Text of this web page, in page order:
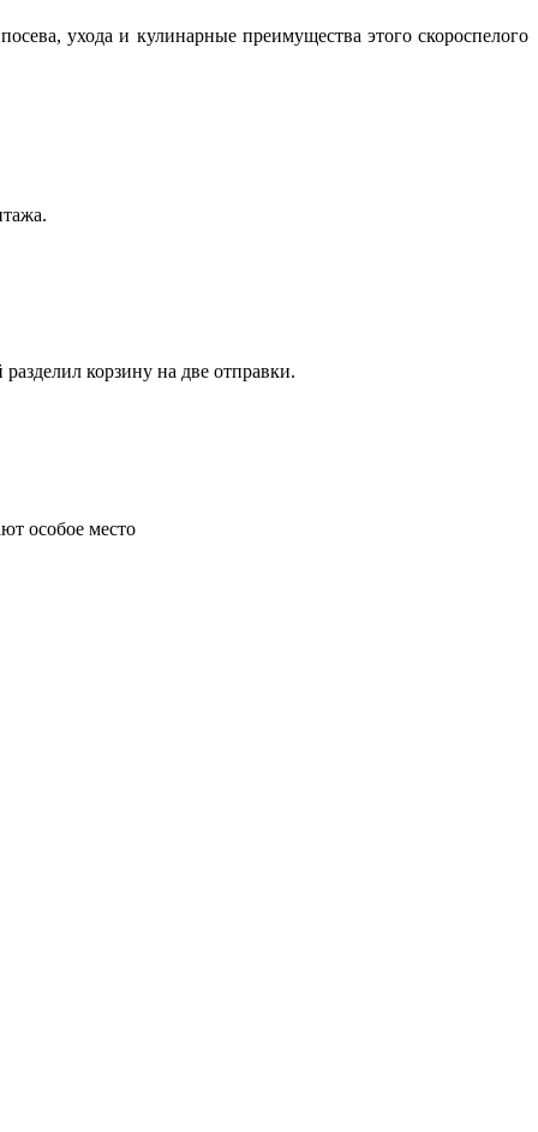
ухода и кулинарные преимущества этого скороспелого
корзину на две отправки.
особое место